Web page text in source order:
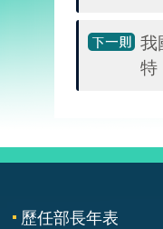
我
特
歷任部長年表